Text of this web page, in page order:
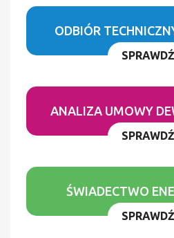
ODBIÓR
ANALIZA UMOWY
ŚWIADECTWO